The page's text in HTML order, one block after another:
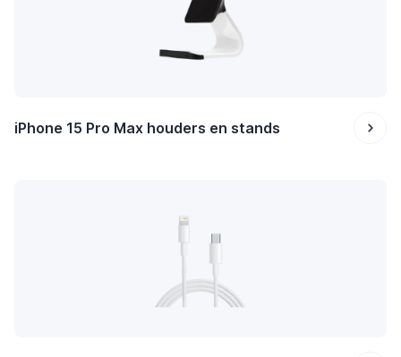
iPhone 15 Pro Max houders en stands